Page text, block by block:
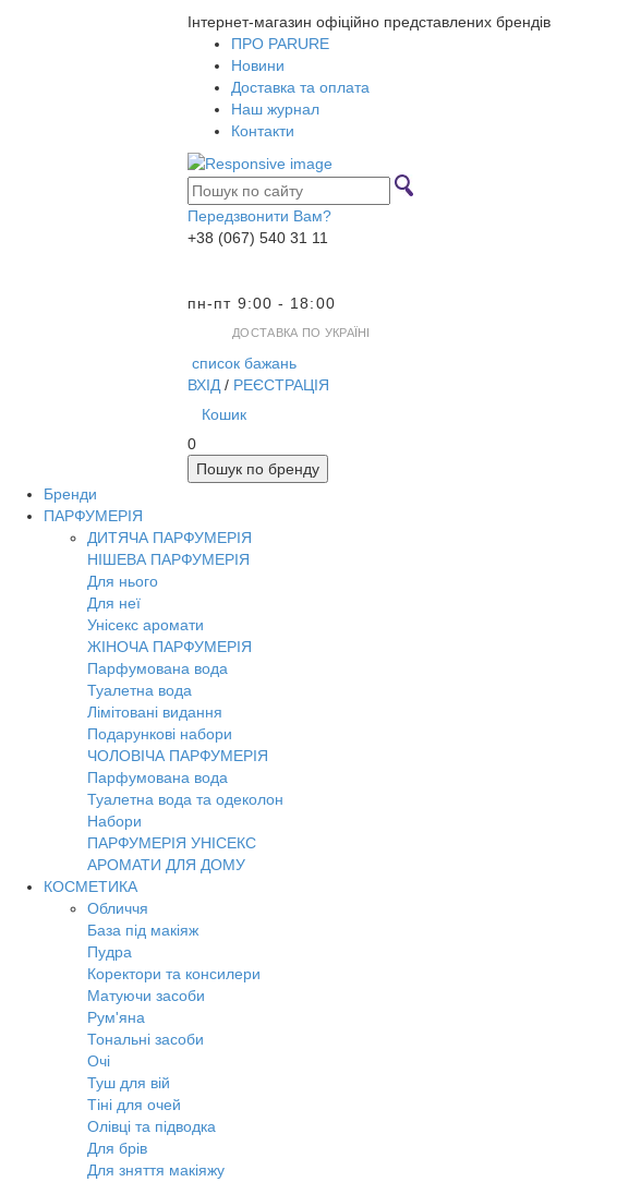
Інтернет-магазин офіційно представлених брендів
ПРО PARURE
Новини
Доставка та оплата
Наш журнал
Контакти
Передзвонити Вам?
+38 (067) 540 31 11
пн-пт 9:00 - 18:00
ДОСТАВКА ПО УКРАЇНІ
список бажань
ВХІД / РЕЄСТРАЦІЯ
Кошик
0
Пошук по бренду
Бренди
ПАРФУМЕРІЯ
ДИТЯЧА ПАРФУМЕРІЯ
НІШЕВА ПАРФУМЕРІЯ
Для нього
Для неї
Унісекс аромати
ЖІНОЧА ПАРФУМЕРІЯ
Парфумована вода
Туалетна вода
Лімітовані видання
Подарункові набори
ЧОЛОВІЧА ПАРФУМЕРІЯ
Парфумована вода
Туалетна вода та одеколон
Набори
ПАРФУМЕРІЯ УНІСЕКС
АРОМАТИ ДЛЯ ДОМУ
КОСМЕТИКА
Обличчя
База під макіяж
Пудра
Коректори та консилери
Матуючи засоби
Рум'яна
Тональні засоби
Очі
Туш для вій
Тіні для очей
Олівці та підводка
Для брів
Для зняття макіяжу